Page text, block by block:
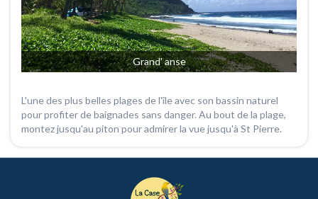
Grand' anse
L'une des plus belles plages de l'île avec son bassin naturel
pour profiter de baignades sans danger. Au bout de la plage,
montez jusqu'au piton pour admirer la vue jusqu'à St Pierre.